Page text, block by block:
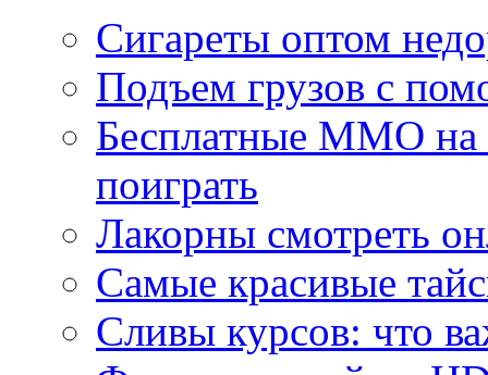
Сигареты оптом
Подъем грузов с
Бесплатные MMO
поиграть
Лакорны смотреть
Самые красивые
Сливы курсов: что